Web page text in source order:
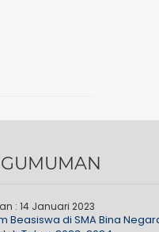
: 14 Januari 2023
Beasiswa di SMA Bina